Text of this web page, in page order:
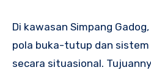
Di kawasan Simpang
pola buka-tutup dan
secara situasional.